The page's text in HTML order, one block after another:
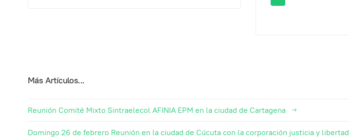
Más Artículos...
Reunión Comité Mixto Sintraelecol AFINIA EPM en la ciudad de Cartagena
Domingo 26 de febrero Reunión en la ciudad de Cúcuta con la corporación justicia y libertad